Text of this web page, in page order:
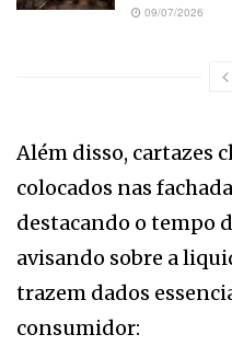
09/07/2026
Além disso, cartazes
colocados nas
destacando o tempo
avisando sobre a
trazem dados
consumidor: